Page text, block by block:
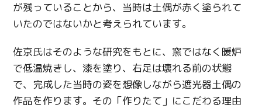
が残っていることから、当時は土偶が赤く塗られて
いたのではないかと考えられています。
佐京氏はそのような研究をもとに、窯ではなく暖炉
で低温焼きし、漆を塗り、右足は壊れる前の状態
で、完成した当時の姿を想像しながら遮光器土偶の
作品を作ります。その「作りたて」にこだわる理由